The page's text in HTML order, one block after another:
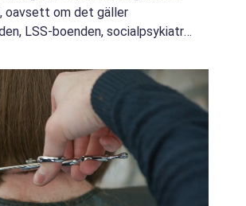
oavsett om det gäller
LSS-boenden, socialpsykiatri
i rätt tid, minskar risken för...